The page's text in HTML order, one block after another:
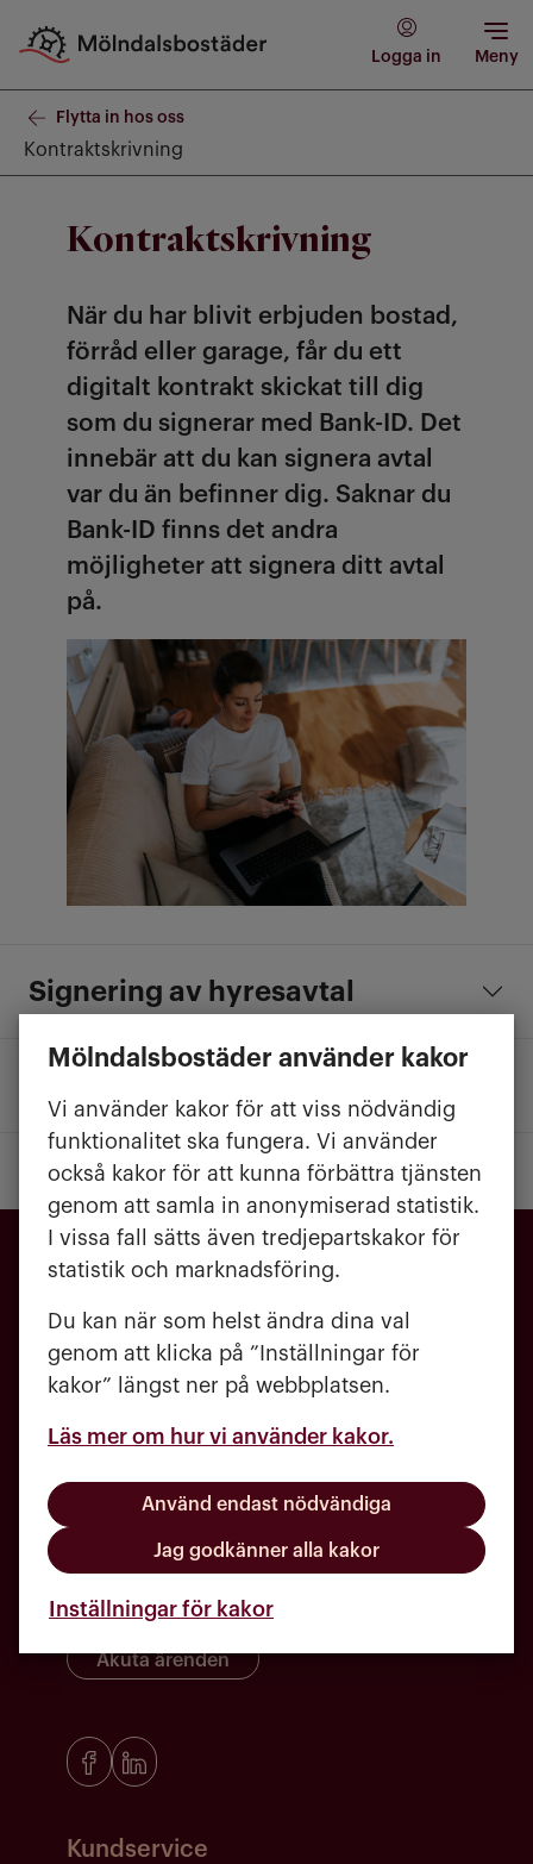
Mölndalsbostäder använder kakor
Vi använder kakor för att viss nödvändig
funktionalitet ska fungera. Vi använder
också kakor för att kunna förbättra tjänsten
genom att samla in anonymiserad statistik.
I vissa fall sätts även tredjepartskakor för
statistik och marknadsföring.
Du kan när som helst ändra dina val
genom att klicka på ”Inställningar för
kakor” längst ner på webbplatsen.
Läs mer om hur vi använder kakor.
Använd endast nödvändiga
Jag godkänner alla kakor
Inställningar för kakor
Logga in Meny
Flytta in hos oss
Kontraktskrivning
Kontraktskrivning
När du har blivit erbjuden bostad,
förråd eller garage, får du ett
digitalt kontrakt skickat till dig
som du signerar med Bank-ID. Det
innebär att du kan signera avtal
var du än befinner dig. Saknar du
Bank-ID finns det andra
möjligheter att signera ditt avtal
på.
Signering av hyresavtal
Häradsgatan 1, 431 60 Mölndal
Akuta ärenden
Kundservice